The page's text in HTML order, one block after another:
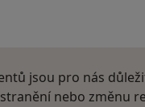
jsou pro nás
nebo změnu